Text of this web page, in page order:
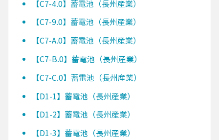
【C7-4.0】蓄電池（長州産業）
【C7-9.0】蓄電池（長州産業）
【C7-A.0】蓄電池（長州産業）
【C7-B.0】蓄電池（長州産業）
【C7-C.0】蓄電池（長州産業）
【D1-1】蓄電池（長州産業）
【D1-2】蓄電池（長州産業）
【D1-3】蓄電池（長州産業）